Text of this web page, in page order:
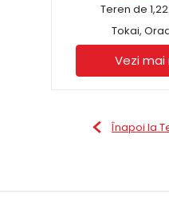
Teren de
Tokai,
Vezi
Înapoi la